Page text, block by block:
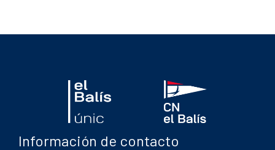
Información de contacto